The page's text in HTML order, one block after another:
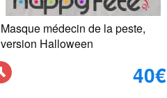
Masque médecin de la peste,
version Halloween
40€